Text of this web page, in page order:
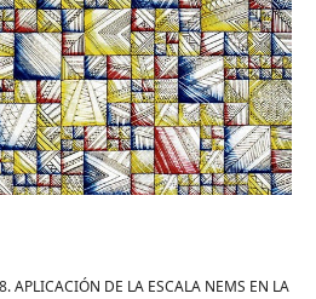
APLICACIÓN DE LA ESCALA NEMS EN LA